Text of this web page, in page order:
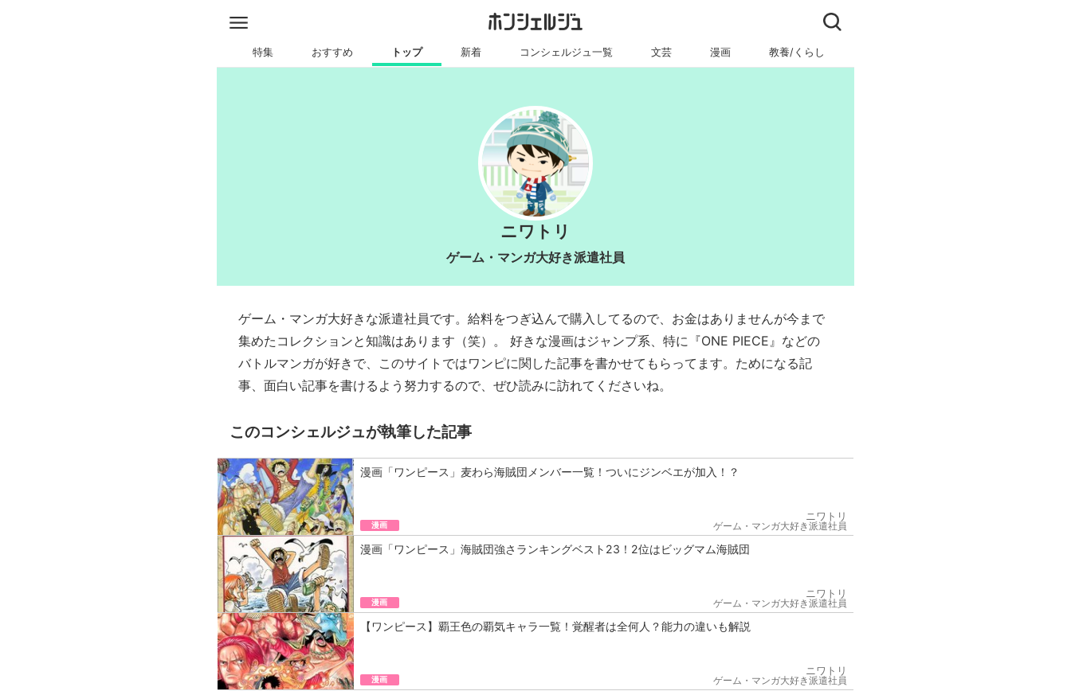
特集 おすすめ トップ 新着 コンシェルジュ一覧 文芸 漫画 教養/くらし
ニワトリ
ゲーム・マンガ大好き派遣社員
ゲーム・マンガ大好きな派遣社員です。給料をつぎ込んで購入してるので、お金はありませんが今まで
集めたコレクションと知識はあります（笑）。 好きな漫画はジャンプ系、特に『ONE PIECE』などの
バトルマンガが好きで、このサイトではワンピに関した記事を書かせてもらってます。ためになる記
事、面白い記事を書けるよう努力するので、ぜひ読みに訪れてくださいね。
このコンシェルジュが執筆した記事
漫画「ワンピース」麦わら海賊団メンバー一覧！ついにジンベエが加入！？
漫画
ニワトリ
ゲーム・マンガ大好き派遣社員
漫画「ワンピース」海賊団強さランキングベスト23！2位はビッグマム海賊団
漫画
ニワトリ
ゲーム・マンガ大好き派遣社員
【ワンピース】覇王色の覇気キャラ一覧！覚醒者は全何人？能力の違いも解説
漫画
ニワトリ
ゲーム・マンガ大好き派遣社員